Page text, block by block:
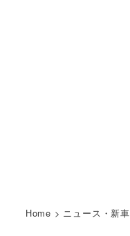
Home > ニュース・新車